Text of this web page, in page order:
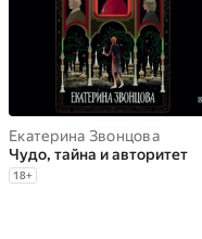
Екатерина Звонцова
Чудо, тайна и авторитет
18+